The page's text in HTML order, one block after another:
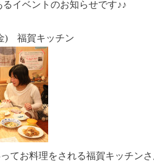
るイベントのお知らせです♪♪
) 福賀キッチン
てお料理をされる福賀キッチンさ